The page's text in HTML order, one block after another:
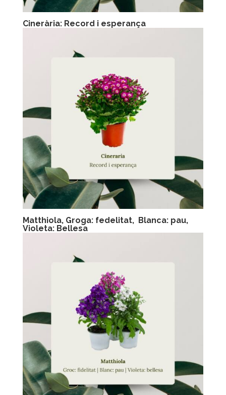
Cinerària: Record i esperança
Matthiola, Groga: fedelitat, Blanca: pau,
Violeta: Bellesa